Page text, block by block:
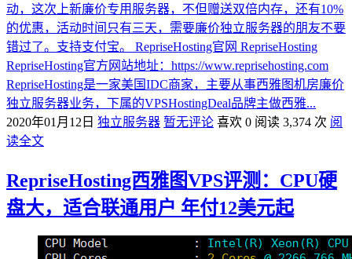
动，这次上新廉价专用服务器，不但赠送双倍内存，还有10%
的优惠，活动时间只有三天，需要廉价独立服务器的朋友不要
错过了。支持支付宝。 RepriseHosting官网 RepriseHosting
RepriseHosting官方网站地址：https://www.reprisehosting.com
RepriseHosting是一家美国IDC商家，主要从事西雅图机房廉价
独立服务器业务，下属的VPSHostingDeal品牌主做西雅...
2020年01月12日 独立服务器 暂无评论 喜欢 0 阅读 3,374 次 阅
读全文
RepriseHosting西雅图VPS评测：CPU硬
盘大，适合联通用户 年付12美元起